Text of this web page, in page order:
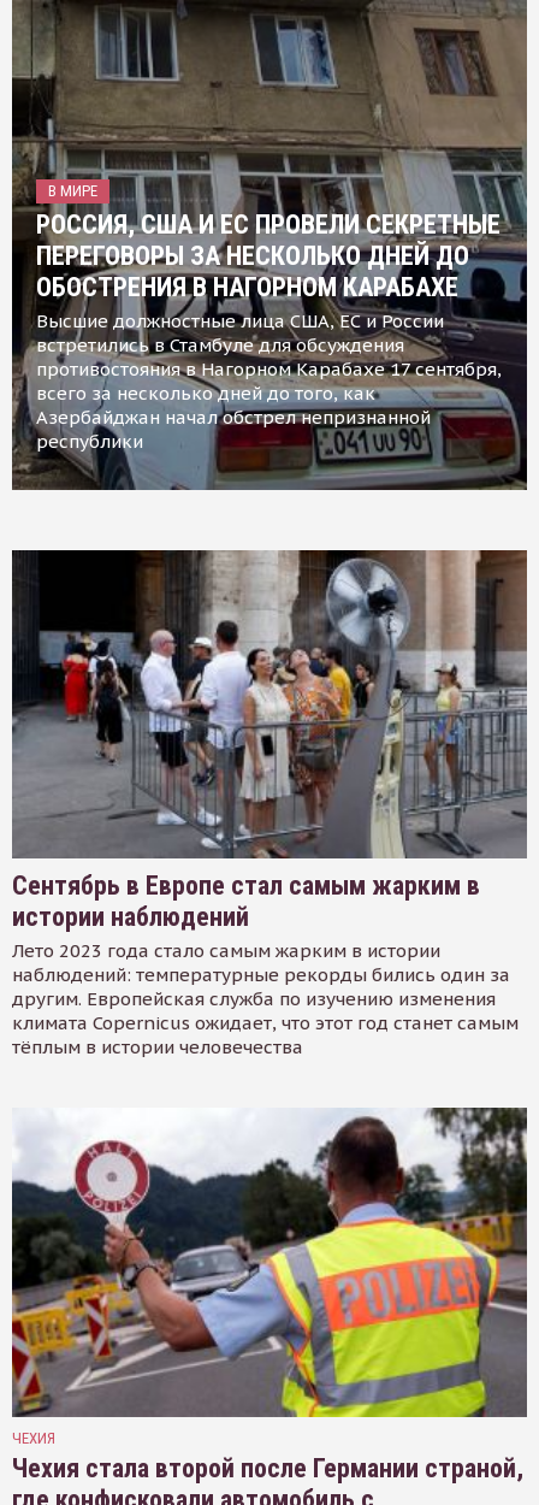
В МИРЕ
РОССИЯ, США И ЕС ПРОВЕЛИ СЕКРЕТНЫЕ
ПЕРЕГОВОРЫ ЗА НЕСКОЛЬКО ДНЕЙ ДО
ОБОСТРЕНИЯ В НАГОРНОМ КАРАБАХЕ
Высшие должностные лица США, ЕС и России
встретились в Стамбуле для обсуждения
противостояния в Нагорном Карабахе 17 сентября,
всего за несколько дней до того, как
Азербайджан начал обстрел непризнанной
республики
Сентябрь в Европе стал самым жарким в
истории наблюдений
Лето 2023 года стало самым жарким в истории
наблюдений: температурные рекорды бились один за
другим. Европейская служба по изучению изменения
климата Copernicus ожидает, что этот год станет самым
тёплым в истории человечества
ЧЕХИЯ
Чехия стала второй после Германии страной,